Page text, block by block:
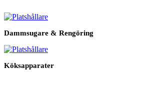
Dammsugare & Rengöring
Köksapparater